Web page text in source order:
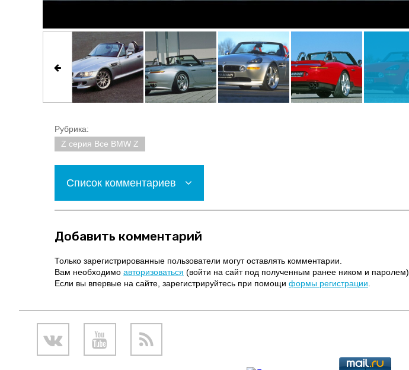
Рубрика:
Z серия Все BMW Z
Список комментариев
Добавить комментарий
Только зарегистрированные пользователи могут оставлять комментарии.
Вам необходимо авторизоваться (войти на сайт под полученным ранее ником и паролем).
Если вы впервые на сайте, зарегистрируйтесь при помощи формы регистрации